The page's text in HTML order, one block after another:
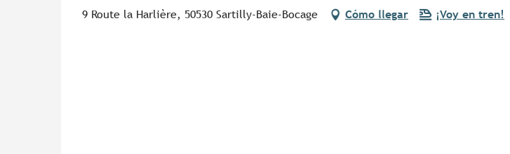
9 Route la Harlière, 50530 Sartilly-Baie-Bocage Cómo llegar ¡Voy en tren!